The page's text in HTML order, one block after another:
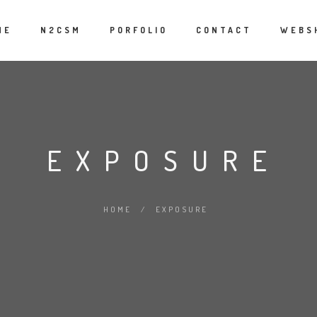
N2CSM PORFOLIO CONTACT
EXPOSURE
HOME / EXPOSURE